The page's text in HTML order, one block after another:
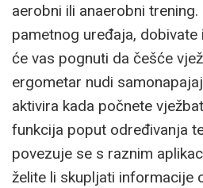
aerobni ili anaerobni
pametnog uređaja,
će vas pognuti da češće
ergometar nudi
aktivira kada počnete
funkcija poput određivanja
povezuje se s raznim
želite li skupljati informacije